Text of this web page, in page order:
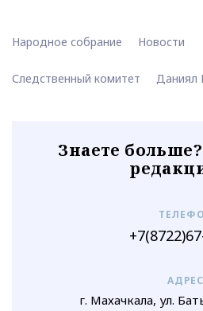
Народное собрание Новости
Следственный комитет Даниял
Знаете
АДРЕС
г. Махачкала, ул.